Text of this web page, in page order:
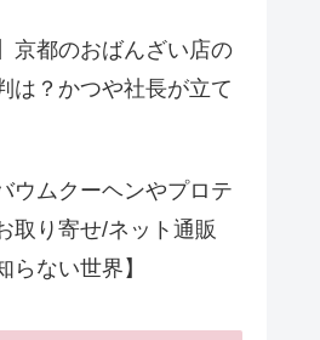
京都のおばんざい店の
は？かつや社長が立て
ウムクーヘンやプロテ
取り寄せ/ネット通販
らない世界】